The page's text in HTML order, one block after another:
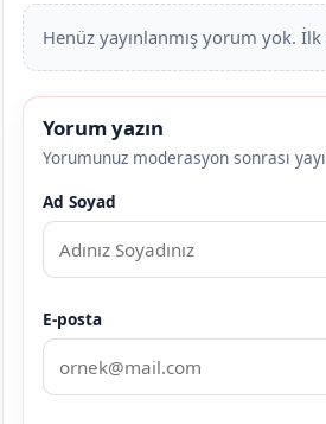
Henüz yayınlanmış yorum yok.
Yorum yazın
Yorumunuz moderasyon sonrası
Ad Soyad
E-posta